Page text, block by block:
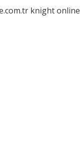
knight online